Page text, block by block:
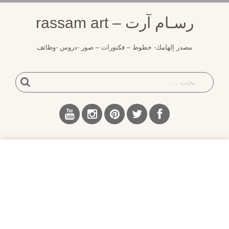
رسـام آرت – rassam art
مصدر إلهامك- خطوط – فكتورات – صور -دروس -وظائف